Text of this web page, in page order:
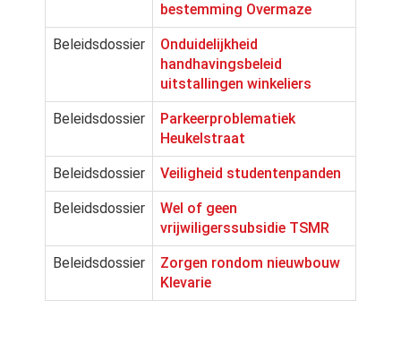
bestemming Overmaze
Beleidsdossier
Onduidelijkheid
handhavingsbeleid
uitstallingen winkeliers
Beleidsdossier
Parkeerproblematiek
Heukelstraat
Beleidsdossier Veiligheid studentenpanden
Beleidsdossier
Wel of geen
vrijwiligerssubsidie TSMR
Beleidsdossier
Zorgen rondom nieuwbouw
Klevarie